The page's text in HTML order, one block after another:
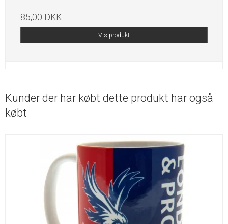
85,00 DKK
Vis produkt
Kunder der har købt dette produkt har også
købt